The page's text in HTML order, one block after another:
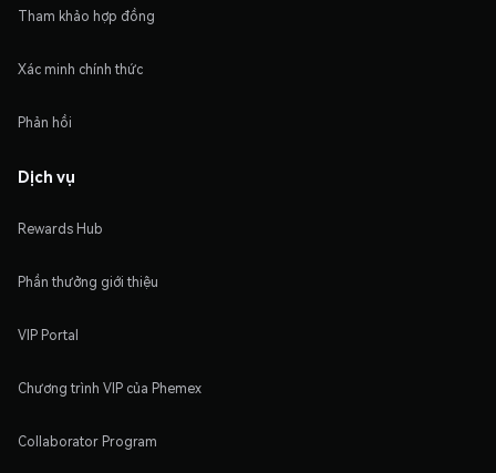
Tham khảo hợp đồng
Xác minh chính thức
Phản hồi
Dịch vụ
Rewards Hub
Phần thưởng giới thiệu
VIP Portal
Chương trình VIP của Phemex
Collaborator Program